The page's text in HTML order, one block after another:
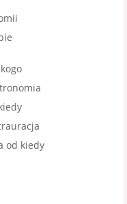
od kiedy